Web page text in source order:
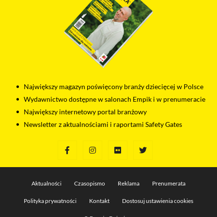
Największy magazyn poświęcony branży dziecięcej w Polsce
Wydawnictwo dostępne w salonach Empik i w prenumeracie
Największy internetowy portal branżowy
Newsletter z aktualnościami i raportami Safety Gates
Aktualności Czasopismo Reklama Prenumerata
Polityka prywatności Kontakt Dostosuj ustawienia cookies